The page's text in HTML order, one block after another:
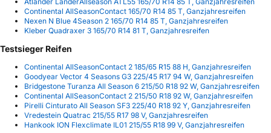
Continental AllSeasonContact 165/70 R14 85 T, Ganzjahresreifen
Nexen N Blue 4Season 2 165/70 R14 85 T, Ganzjahresreifen
Kleber Quadraxer 3 165/70 R14 81 T, Ganzjahresreifen
Testsieger Reifen
Continental AllSeasonContact 2 185/65 R15 88 H, Ganzjahresreifen
Goodyear Vector 4 Seasons G3 225/45 R17 94 W, Ganzjahresreifen
Bridgestone Turanza All Season 6 215/50 R18 92 W, Ganzjahresreifen
Continental AllSeasonContact 2 215/50 R18 92 W, Ganzjahresreifen
Pirelli Cinturato All Season SF3 225/40 R18 92 Y, Ganzjahresreifen
Vredestein Quatrac 215/55 R17 98 V, Ganzjahresreifen
Hankook ION Flexclimate IL01 215/55 R18 99 V, Ganzjahresreifen